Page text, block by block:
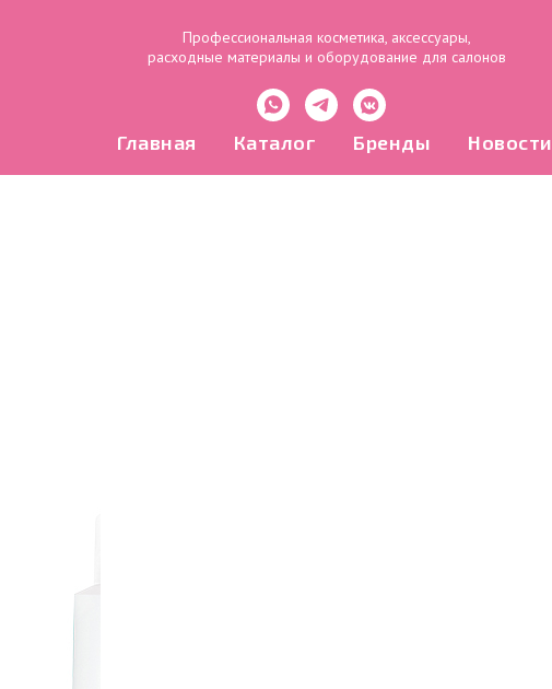
Профессиональная косметика, аксессуары,
расходные материалы и оборудование для салонов
Главная Каталог Бренды Новости